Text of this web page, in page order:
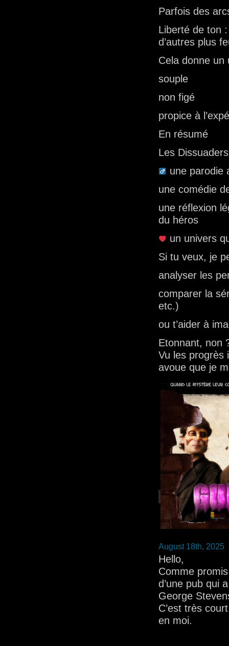
Parfois des
Liberté de ton
d’autres plus
Cela donne un
souple
non figé
propice à
En résumé
Les
une parodie
une comédie
une réflexion
du héros
un univers
Si tu veux, je
analyser les
comparer la
etc.)
ou t’aider à
Etonnant, non
Vu les progrès
avoue que je
August 18th, 2025
Hello,
Comme
d’une pub qui
George
C’est très
en moi.